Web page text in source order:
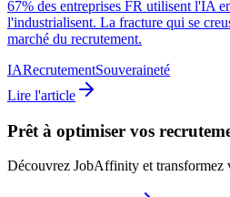
67% des entreprises FR utilisent l'IA
l'industrialisent. La fracture qui se
marché du recrutement.
IARecrutementSouveraineté
Lire l'article
Prêt à optimiser vos
Découvrez JobAffinity et transformez